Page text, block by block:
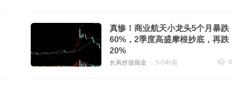
真惨！商业航天小龙头5个月暴跌
60%，2季度高盛摩根抄底，再跌
20%
长风价值掘金 5小时前
0